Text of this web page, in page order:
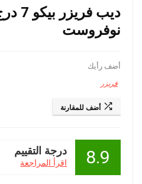
نوفروست
أضف رأيك
فريزر
أضف للمقارنة
8.9 درجة التقييم
اقرأ المراجعة